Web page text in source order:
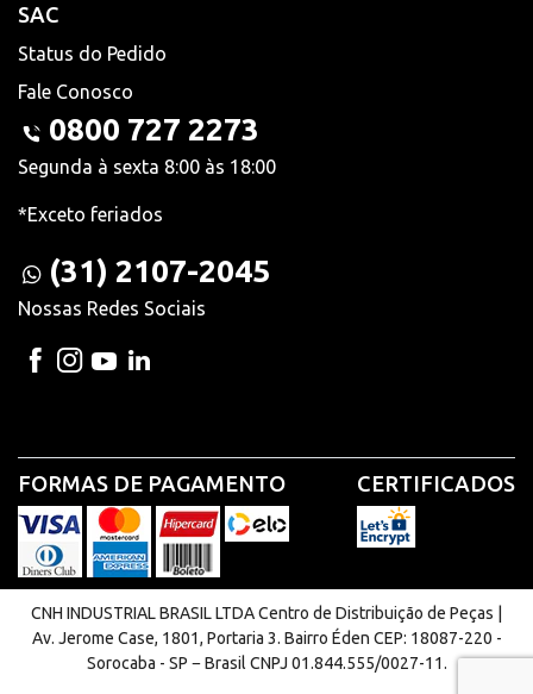
SAC
Status do Pedido
Fale Conosco
0800 727 2273
Segunda à sexta 8:00 às 18:00
*Exceto feriados
(31) 2107-2045
Nossas Redes Sociais
FORMAS DE PAGAMENTO CERTIFICADOS
CNH INDUSTRIAL BRASIL LTDA Centro de Distribuição de Peças |
Av. Jerome Case, 1801, Portaria 3. Bairro Éden CEP: 18087-220 -
Sorocaba - SP − Brasil CNPJ 01.844.555/0027-11.